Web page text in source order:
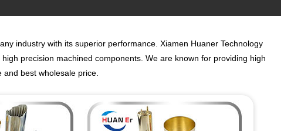
industry with its superior performance. Xiamen Huaner Technology
precision machined components. We are known for providing high
best wholesale price.